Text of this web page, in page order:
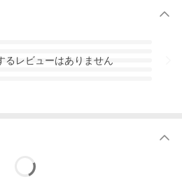
るレビューはありません